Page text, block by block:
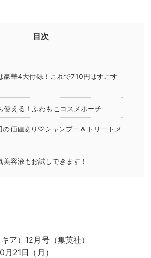
目次
豪華4大付録！これで710円はすごす
使える！ふわもこコスメポーチ
の価値あり♡シャンプー＆トリートメ
美容液もお試しできます！
ア）12月号（集英社）
21日（月）